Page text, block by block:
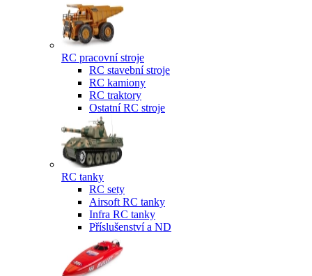
RC pracovní stroje
RC stavební stroje
RC kamiony
RC traktory
Ostatní RC stroje
RC tanky
RC sety
Airsoft RC tanky
Infra RC tanky
Příslušenství a ND